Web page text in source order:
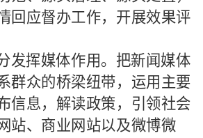
回应督办工作，开展效果评
发挥媒体作用。 把新闻媒体
群众的桥梁纽带，运用主要
信息，解读政策，引领社会
站、商业网站以及微博微